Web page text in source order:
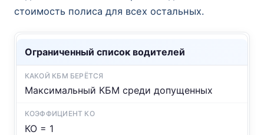
стоимость полиса для всех остальных.
Ограниченный список водителей
Максимальный КБМ среди допущенных
КО = 1